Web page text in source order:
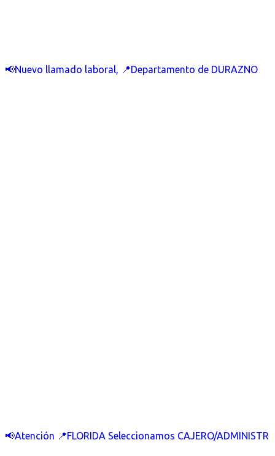
📢Nuevo llamado laboral, 📍Departamento de DURAZNO
📢Atención 📍FLORIDA Seleccionamos CAJERO/ADMINISTR